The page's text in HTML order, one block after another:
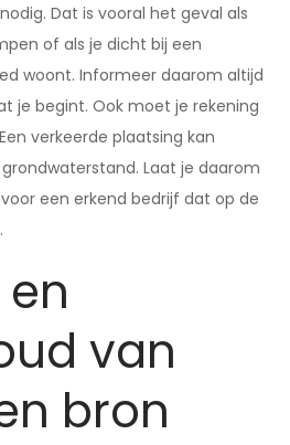
Dat is vooral het geval als
of als je dicht bij een
woont. Informeer daarom altijd
je begint. Ook moet je rekening
verkeerde plaatsing kan
Laat je daarom
een erkend bedrijf dat op de
van
bron